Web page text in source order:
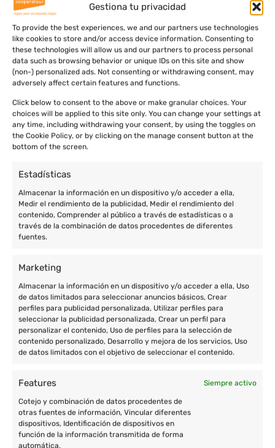
Gestiona tu privacidad
To provide the best experiences, we and our partners use technologies
like cookies to store and/or access device information. Consenting to
these technologies will allow us and our partners to process personal
data such as browsing behavior or unique IDs on this site and show
(non-) personalized ads. Not consenting or withdrawing consent, may
adversely affect certain features and functions.
Click below to consent to the above or make granular choices. Your
choices will be applied to this site only. You can change your settings at
any time, including withdrawing your consent, by using the toggles on
the Cookie Policy, or by clicking on the manage consent button at the
bottom of the screen.
Estadísticas
Almacenar la información en un dispositivo y/o acceder a ella,
Medir el rendimiento de la publicidad, Medir el rendimiento del
contenido, Comprender al público a través de estadísticas o a
través de la combinación de datos procedentes de diferentes
fuentes.
Marketing
Almacenar la información en un dispositivo y/o acceder a ella, Uso
de datos limitados para seleccionar anuncios básicos, Crear
perfiles para publicidad personalizada, Utilizar perfiles para
seleccionar la publicidad personalizada, Crear un perfil para
personalizar el contenido, Uso de perfiles para la selección de
contenido personalizado, Desarrollo y mejora de los servicios, Uso
de datos limitados con el objetivo de seleccionar el contenido.
Features Siempre activo
Cotejo y combinación de datos procedentes de
otras fuentes de información, Vincular diferentes
dispositivos, Identificación de dispositivos en
función de la información transmitida de forma
automática.
Gracias por esta experiencia completa que me habéis
organizado y me ha ayudado a conocer mi raíces y
ver dónde vengo
Ha sido un viaje increíble lleno de aventuras cultura y
aprendizajes personales
Leer más
Enric Prat de la Riba, 77 de Granollers (Barcelona)
+34 933 801 674
+34 677 004 657
contacto@cooperatour.org
Destinos
Voluntariado en África